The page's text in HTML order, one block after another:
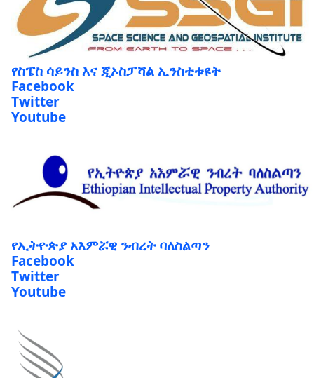
የስፔስ ሳይንስ እና ጂኦስፓሻል ኢንስቲቱዩት
Facebook
Twitter
Youtube
የኢትዮጵያ አእምሯዊ ንብረት ባለስልጣን
Facebook
Twitter
Youtube